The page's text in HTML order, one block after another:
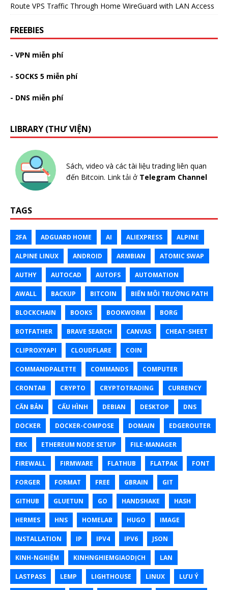
Route VPS Traffic Through Home WireGuard with LAN Access
FREEBIES
- VPN miễn phí
- SOCKS 5 miễn phí
- DNS miễn phí
LIBRARY (THƯ VIỆN)
Sách, video và các tài liệu trading liên quan
đến Bitcoin. Link tải ở Telegram Channel
TAGS
2FA ADGUARD HOME AI ALIEXPRESS ALPINE
ALPINE LINUX ANDROID ARMBIAN ATOMIC SWAP
AUTHY AUTOCAD AUTOFS AUTOMATION
AWALL BACKUP BITCOIN BIẾN MÔI TRƯỜNG PATH
BLOCKCHAIN BOOKS BOOKWORM BORG
BOTFATHER BRAVE SEARCH CANVAS CHEAT-SHEET
CLIPROXYAPI CLOUDFLARE COIN
COMMANDPALETTE COMMANDS COMPUTER
CRONTAB CRYPTO CRYPTOTRADING CURRENCY
CĂN BẢN CẤU HÌNH DEBIAN DESKTOP DNS
DOCKER DOCKER-COMPOSE DOMAIN EDGEROUTER
ERX ETHEREUM NODE SETUP FILE-MANAGER
FIREWALL FIRMWARE FLATHUB FLATPAK FONT
FORGER FORMAT FREE GBRAIN GIT
GITHUB GLUETUN GO HANDSHAKE HASH
HERMES HNS HOMELAB HUGO IMAGE
INSTALLATION IP IPV4 IPV6 JSON
KINH-NGHIỆM KINHNGHIEMGIAODỊCH LAN
LASTPASS LEMP LIGHTHOUSE LINUX LƯU Ý